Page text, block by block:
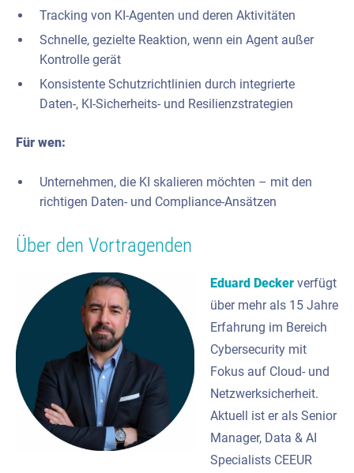
Tracking von KI-Agenten und deren Aktivitäten
Schnelle, gezielte Reaktion, wenn ein Agent außer
Kontrolle gerät
Konsistente Schutzrichtlinien durch integrierte
Daten-, KI-Sicherheits- und Resilienzstrategien
Für wen:
Unternehmen, die KI skalieren möchten – mit den
richtigen Daten- und Compliance-Ansätzen
Über den Vortragenden
Eduard Decker verfügt
über mehr als 15 Jahre
Erfahrung im Bereich
Cybersecurity mit
Fokus auf Cloud- und
Netzwerksicherheit.
Aktuell ist er als Senior
Manager, Data & AI
Specialists CEEUR